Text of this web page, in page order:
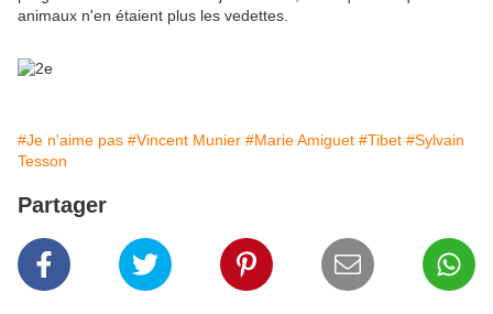
animaux n'en étaient plus les vedettes.
#Je n'aime pas #Vincent Munier #Marie Amiguet #Tibet #Sylvain
Tesson
Partager